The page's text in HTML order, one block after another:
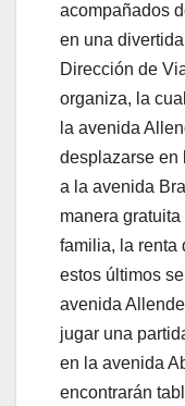
acompañados
en una
Dirección de
organiza, la
la avenida
desplazarse en
a la avenida
manera
familia, la renta
estos últimos
avenida
jugar una
en la avenida
encontrarán